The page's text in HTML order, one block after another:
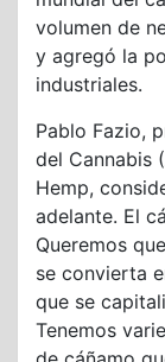
volumen de
y agregó la
industriales.
Pablo Fazio,
del Cannabis
Hemp,
adelante. El
Queremos
se convierta
que se
Tenemos